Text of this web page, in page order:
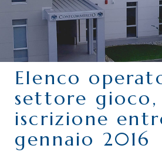
DELEGAZIONI
ATTIVITÀ STORICHE
PERIODICO
PERCHÉ ASSOCIARSI?
DOVE SIAMO
CONTATTI
Elenco
settore
iscrizione
gennaio 2016